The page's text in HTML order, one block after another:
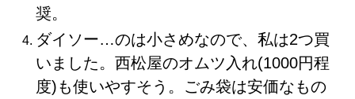
奨。
ダイソー…のは小さめなので、私は2つ買
いました。西松屋のオムツ入れ(1000円程
度)も使いやすそう。ごみ袋は安価なもの